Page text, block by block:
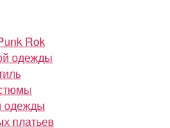
Rok
одежды
одежды
платьев